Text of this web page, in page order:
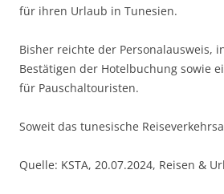
für ihren Urlaub in Tunesien.
Bisher reichte der Personalausweis,
Bestätigen der Hotelbuchung sowie
für Pauschaltouristen.
Soweit das tunesische
Quelle: KSTA, 20.07.2024, Reisen &